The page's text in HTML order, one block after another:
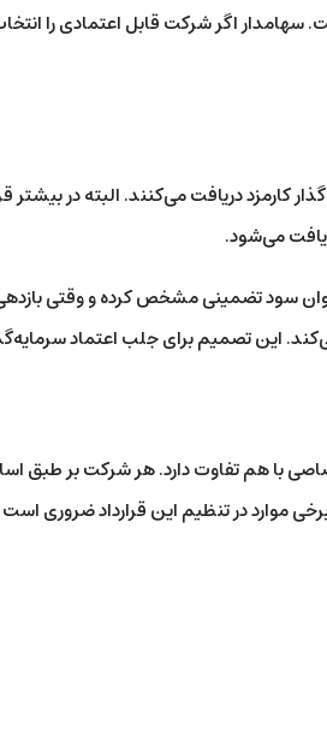
سهامدار اگر شرکت قابل اعتمادی را
کارمزد دریافت می‌کنند. البته در بیشتر
می‌شود.
سود تضمینی مشخص کرده و وقتی بازدهی
این تصمیم برای جلب اعتماد
با هم تفاوت دارد. هر شرکت بر طبق
موارد در تنظیم این قرارداد ضروری